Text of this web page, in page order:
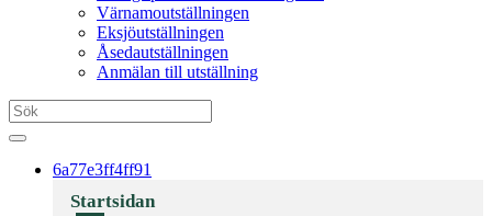
Värnamoutställningen
Eksjöutställningen
Åsedautställningen
Anmälan till utställning
6a77e3ff4ff91
Startsidan